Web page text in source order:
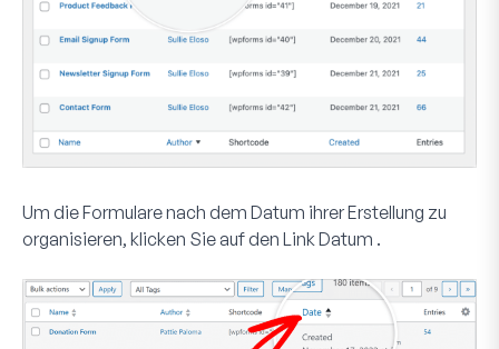
Um die Formulare nach dem Datum ihrer Erstellung zu
organisieren, klicken Sie auf den Link Datum .